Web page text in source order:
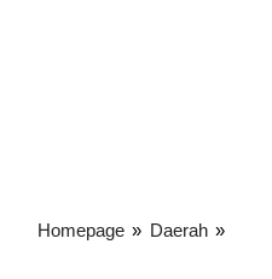
Homepage » Daerah »